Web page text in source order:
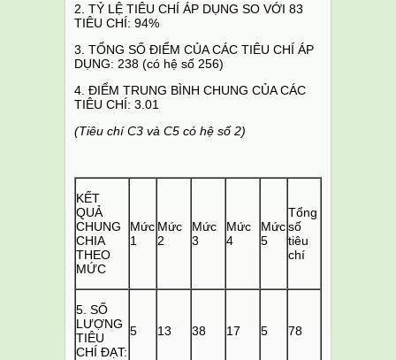
2. TỶ LỆ TIÊU CHÍ ÁP DỤNG SO VỚI 83
TIÊU CHÍ: 94%
3. TỔNG SỐ ĐIỂM CỦA CÁC TIÊU CHÍ ÁP
DỤNG: 238 (có hệ số 256)
4. ĐIỂM TRUNG BÌNH CHUNG CỦA CÁC
TIÊU CHÍ: 3.01
(Tiêu chí C3 và C5 có hệ số 2)
KẾT
QUẢ
CHUNG
CHIA
THEO
MỨC
Mức
1
Mức
2
Mức
3
Mức
4
Mức
5
Tổng
số
tiêu
chí
5. SỐ
LƯỢNG
TIÊU
CHÍ ĐẠT:
5 13 38 17 5 78